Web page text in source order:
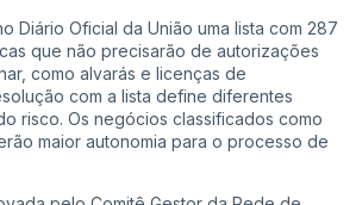
Diário Oficial da União uma lista com 287
que não precisarão de autorizações
como alvarás e licenças de
com a lista define diferentes
risco. Os negócios classificados como
maior autonomia para o processo de